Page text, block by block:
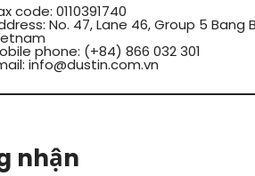
code: 0110391740
No. 47, Lane 46, Group 5
phone: (+84) 866 032 301
info@dustin.com.vn
nhận